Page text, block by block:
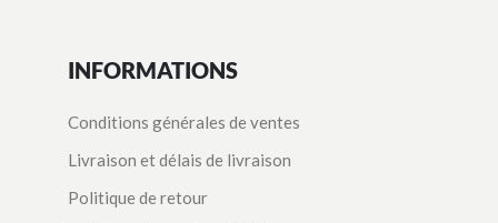
INFORMATIONS
Conditions générales de ventes
Livraison et délais de livraison
Politique de retour